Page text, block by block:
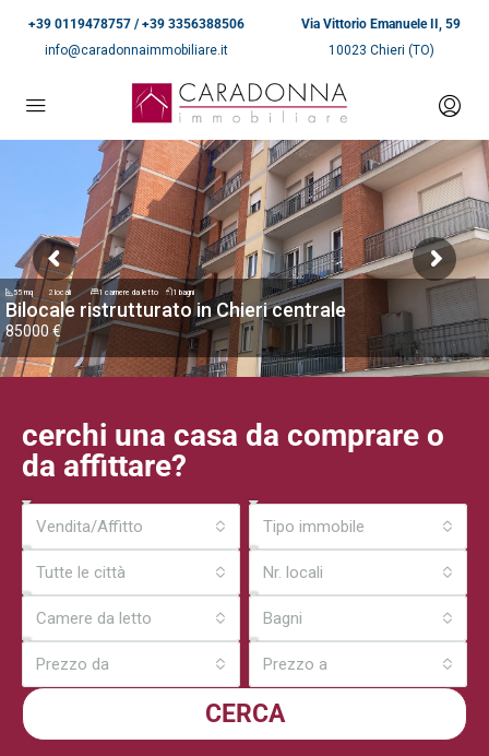
+39 0119478757 / +39 3356388506
info@caradonnaimmobiliare.it
Via Vittorio Emanuele II, 59
10023 Chieri (TO)
55 mq
85000 €
Bilocale ristrutturato in Chieri centrale
2 locali 1 camere da letto 1 bagni
cerchi una casa da comprare o
da affittare?
Vendita/Affitto Tipo immobile
Tutte le città Nr. locali
Camere da letto Bagni
Prezzo da Prezzo a
CERCA